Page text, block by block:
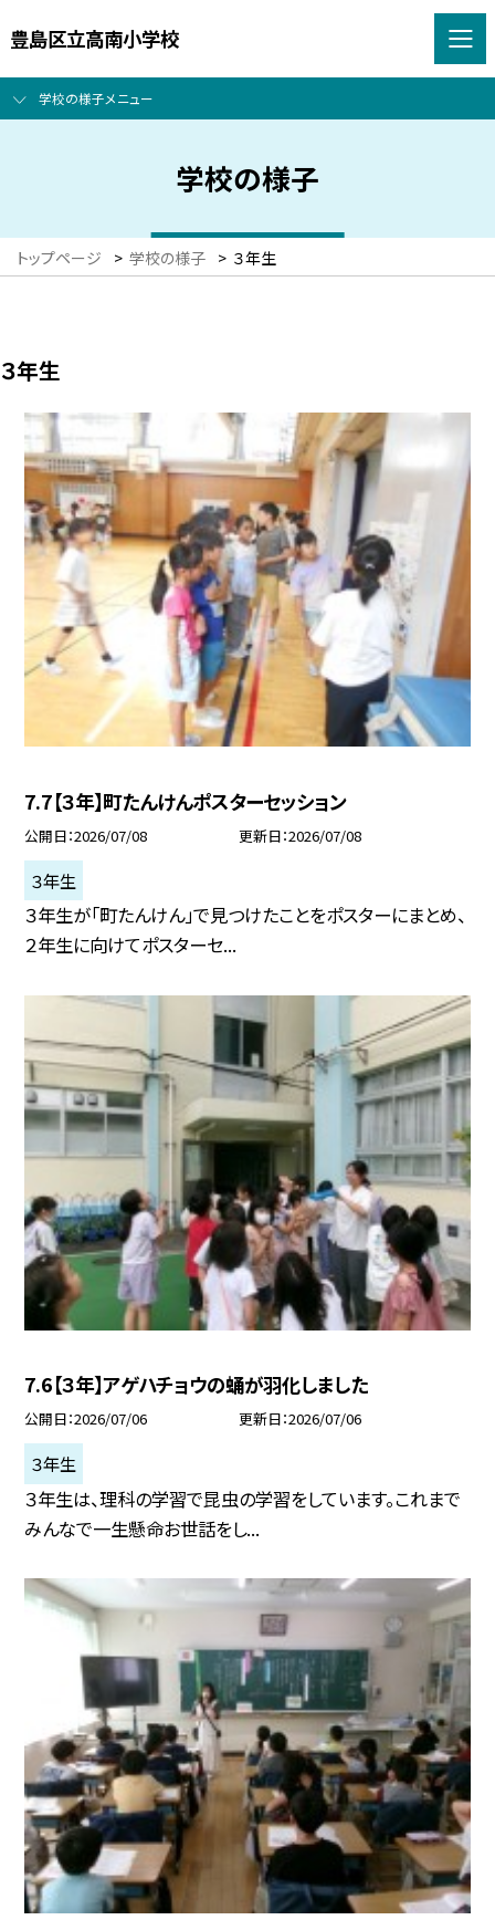
豊島区立高南小学校
学校の様子メニュー
学校の様子
トップページ > 学校の様子 > ３年生
３年生
7.7【３年】町たんけんポスターセッション
公開日 2026/07/08 更新日 2026/07/08
３年生
３年生が「町たんけん」で見つけたことをポスターにまとめ、
２年生に向けてポスターセ...
7.6【３年】アゲハチョウの蛹が羽化しました
公開日 2026/07/06 更新日 2026/07/06
３年生
３年生は、理科の学習で昆虫の学習をしています。これまで
みんなで一生懸命お世話をし...